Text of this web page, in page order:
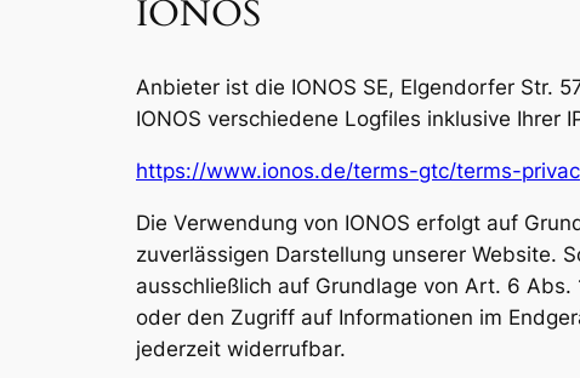
IONOS
Anbieter ist die IONOS SE, Elgendorfer Str.
IONOS verschiedene Logfiles inklusive Ihrer
https://www.ionos.de/terms-gtc/terms-
Die Verwendung von IONOS erfolgt auf
zuverlässigen Darstellung unserer Website.
ausschließlich auf Grundlage von Art. 6 Abs.
oder den Zugriff auf Informationen im
jederzeit widerrufbar.